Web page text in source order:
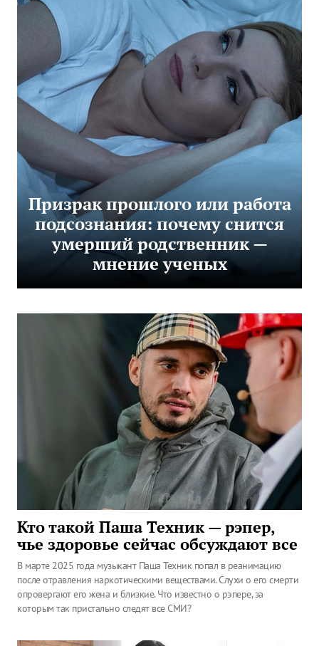
Призрак прошлого или работа
подсознания: почему снится
умерший родственник —
мнение ученых
Кто такой Паша Техник — рэпер,
чье здоровье сейчас обсуждают все
В марте 2025 года музыкант Паша Техник попал в реанимацию
после отравления наркотическими веществами. Слухи о его смерти
опровергают его жена и близкие. Что известно о рэпере, за
которым так пристально следят все СМИ?